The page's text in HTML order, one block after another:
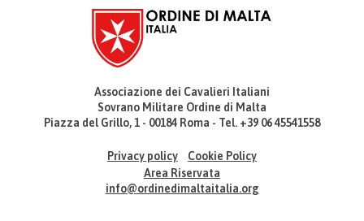
Associazione dei Cavalieri Italiani
Sovrano Militare Ordine di Malta
Piazza del Grillo, 1 - 00184 Roma - Tel. +39 06 45541558
Privacy policy
Cookie Policy
Area Riservata
info@ordinedimaltaitalia.org